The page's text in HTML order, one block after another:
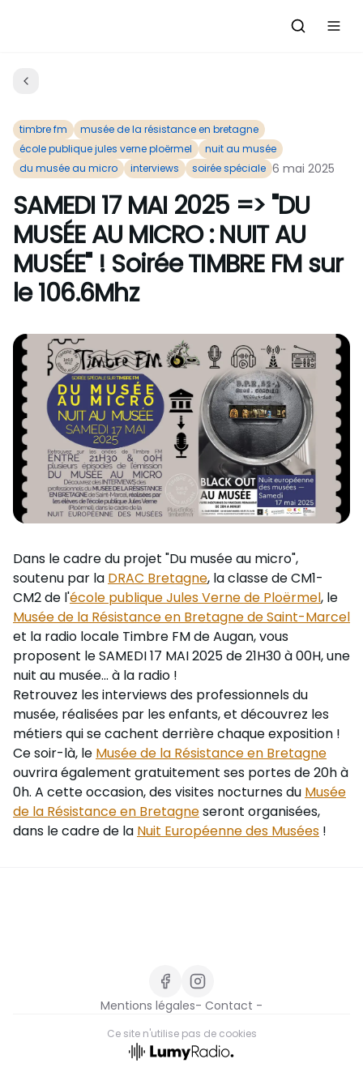
Actualités
Evénements à venir
Emissions
Grille des Programmes
C'était quoi ce morceau?
L'Association
L'équipe et les bénévoles
Nous rejoindre : Participer
Les Ateliers Radio
Nous Soutenir / Adhérer
J'adhère
Je fais un don
Exprime ton soutien
Nous Contacter
La newsletter
timbre fm
musée de la résistance en bretagne
école publique jules verne ploërmel
nuit au musée
du musée au micro
interviews soirée spéciale 6 mai 2025
SAMEDI 17 MAI 2025 => "DU
MUSÉE AU MICRO : NUIT AU
MUSÉE" ! Soirée TIMBRE FM sur
le 106.6Mhz
Dans le cadre du projet "Du musée au micro",
soutenu par la DRAC Bretagne, la classe de CM1-
CM2 de l'école publique Jules Verne de Ploërmel, le
Musée de la Résistance en Bretagne de Saint-Marcel
et la radio locale Timbre FM de Augan, vous
proposent le SAMEDI 17 MAI 2025 de 21H30 à 00H, une
nuit au musée... à la radio !
Retrouvez les interviews des professionnels du
musée, réalisées par les enfants, et découvrez les
métiers qui se cachent derrière chaque exposition !
Ce soir-là, le Musée de la Résistance en Bretagne
ouvrira également gratuitement ses portes de 20h à
0h. A cette occasion, des visites nocturnes du Musée
de la Résistance en Bretagneseront organisées,
dans le cadre de la Nuit Européenne des Musées !
Mentions légales- Contact -
Ce site n'utilise pas de cookies